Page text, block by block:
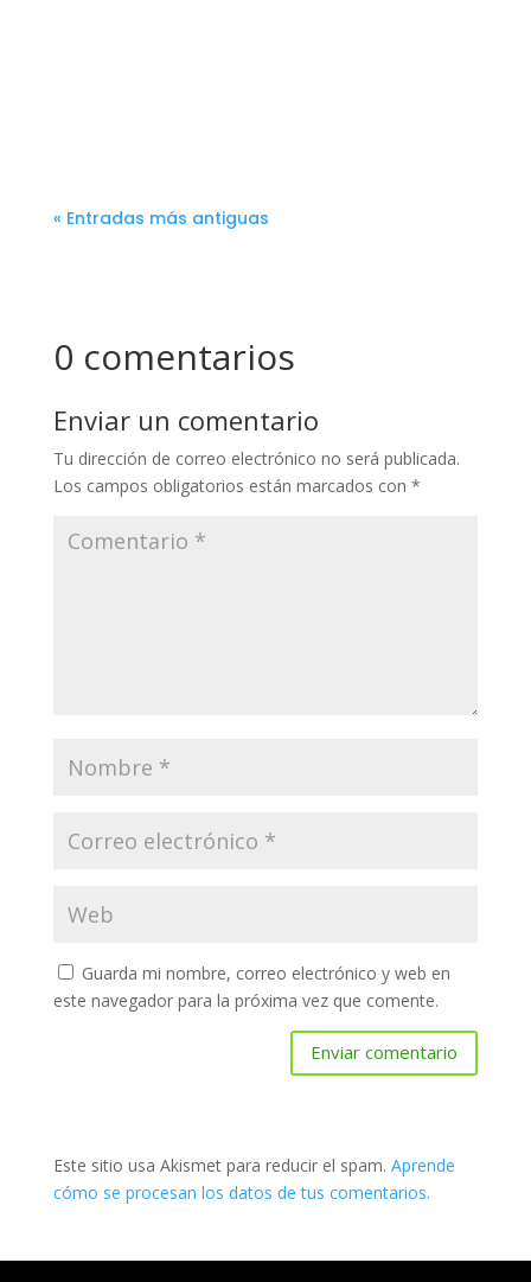
« Entradas más antiguas
0 comentarios
Enviar un comentario
Tu dirección de correo electrónico no será publicada.
Los campos obligatorios están marcados con *
Guarda mi nombre, correo electrónico y web en
este navegador para la próxima vez que comente.
Enviar comentario
Este sitio usa Akismet para reducir el spam. Aprende
cómo se procesan los datos de tus comentarios.